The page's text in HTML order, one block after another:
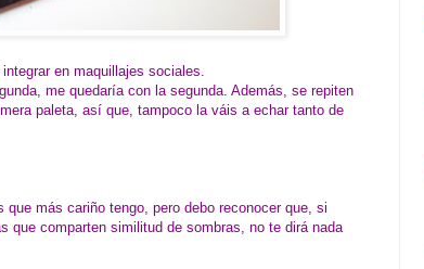
en maquillajes sociales.
me quedaría con la segunda. Además, se repiten
paleta, así que, tampoco la váis a echar tanto de
más cariño tengo, pero debo reconocer que, si
que comparten similitud de sombras, no te dirá nada